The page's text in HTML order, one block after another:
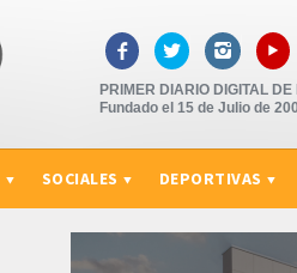
   ▸
PRIMER DIARIO DIGITAL
Fundado el 15 de Julio de
SOCIALES DEPORTIVAS